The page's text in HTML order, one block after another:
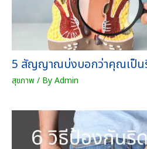
5 สัญญาณบ่งบอกว่าคุณเป็น
สุขภาพ / ByAdmin